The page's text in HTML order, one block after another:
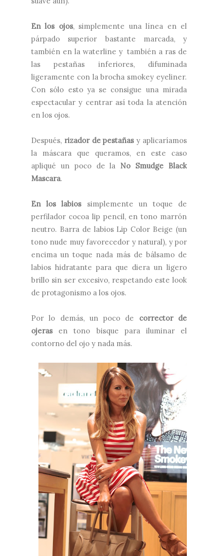
En los ojos, simplemente una línea en el
párpado superior bastante marcada, y
también en la waterline y también a ras de
las pestañas inferiores, difuminada
ligeramente con la brocha smokey eyeliner.
Con sólo esto ya se consigue una mirada
espectacular y centrar así toda la atención
en los ojos.
Después, rizador de pestañas y aplicaríamos
la máscara que queramos, en este caso
apliqué un poco de la No Smudge Black
Mascara.
En los labios simplemente un toque de
perfilador cocoa lip pencil, en tono marrón
neutro. Barra de labios Lip Color Beige (un
tono nude muy favorecedor y natural), y por
encima un toque nada más de bálsamo de
labios hidratante para que diera un ligero
brillo sin ser excesivo, respetando este look
de protagonismo a los ojos.
Por lo demás, un poco de corrector de
ojeras en tono bisque para iluminar el
contorno del ojo y nada más.